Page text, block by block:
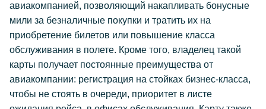
авиакомпанией, позволяющий накапливать бонусные
мили за безналичные покупки и тратить их на
приобретение билетов или повышение класса
обслуживания в полете. Кроме того, владелец такой
карты получает постоянные преимущества от
авиакомпании: регистрация на стойках бизнес-класса,
чтобы не стоять в очереди, приоритет в листе